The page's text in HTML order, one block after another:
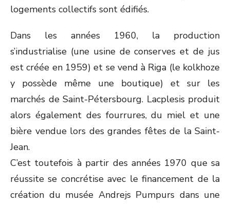
logements collectifs sont édifiés.
Dans les années 1960, la production
s’industrialise (une usine de conserves et de jus
est créée en 1959) et se vend à Riga (le kolkhoze
y possède même une boutique) et sur les
marchés de Saint-Pétersbourg. Lacplesis produit
alors également des fourrures, du miel et une
bière vendue lors des grandes fêtes de la Saint-
Jean.
C’est toutefois à partir des années 1970 que sa
réussite se concrétise avec le financement de la
création du musée Andrejs Pumpurs dans une